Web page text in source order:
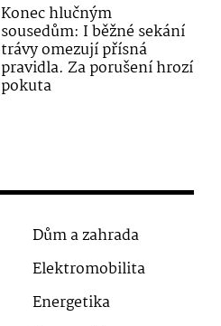
Konec hlučným
sousedům: I běžné sekání
trávy omezují přísná
pravidla. Za porušení hrozí
pokuta
Dům a zahrada
Elektromobilita
Energetika